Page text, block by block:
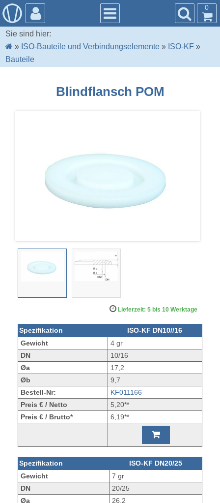
0
Sie sind hier:
» ISO-Bauteile und Verbindungselemente » ISO-KF »
Bauteile
Blindflansch POM
Lieferzeit: 5 bis 10 Werktage
Spezifikation
ISO-KF DN10//16
Gewicht
4 gr
DN
10/16
Øa
17,2
Øb
9,7
Bestell-Nr:
KF011166
Preis € / Netto
5,20**
Preis € / Brutto*
6,19**
Spezifikation
ISO-KF DN20/25
Gewicht
7 gr
DN
20/25
Øa
26,2